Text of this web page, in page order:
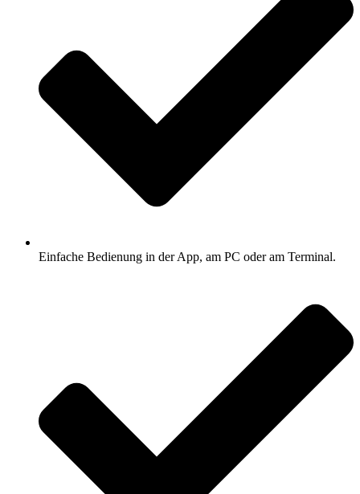
Einfache Bedienung in der App, am PC oder am Terminal.